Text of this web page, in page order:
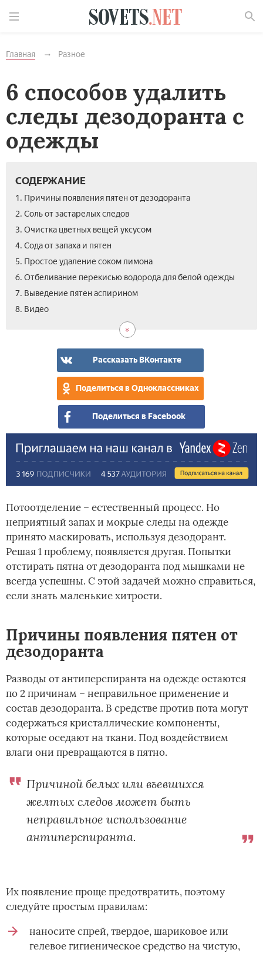
Главная Разное
6 способов удалить
следы дезодоранта с
одежды
СОДЕРЖАНИЕ
1. Причины появления пятен от дезодоранта
2. Соль от застарелых следов
3. Очистка цветных вещей уксусом
4. Сода от запаха и пятен
5. Простое удаление соком лимона
6. Отбеливание перекисью водорода для белой одежды
7. Выведение пятен аспирином
8. Видео
Рассказать ВКонтакте
Поделиться в Одноклассниках
Поделиться в Facebook
Потоотделение – естественный процесс. Но
неприятный запах и мокрые следы на одежде
принято маскировать, используя дезодорант.
Решая 1 проблему, появляется другая. Попытки
отстирать пятна от дезодоранта под мышками не
всегда успешны. С этой задачей можно справиться,
если знать маленькие хитрости.
Причины появления пятен от
дезодоранта
Разводы от антиперспиранта на одежде остаются
по 2 причинам – неправильное применение и
состав дезодоранта. В средстве против пота могут
содержаться кристаллические компоненты,
которые оседают на ткани. Под воздействием
влаги они превращаются в пятно.
Причиной белых или въевшихся
желтых следов может быть
неправильное использование
антиперспиранта.
Их появление проще предотвратить, поэтому
следуйте простым правилам:
наносите спрей, твердое, шариковое или
гелевое гигиеническое средство на чистую,